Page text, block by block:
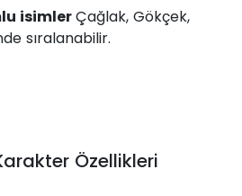
isimlerÇağlak, Gökçek,
sıralanabilir.
Özellikleri